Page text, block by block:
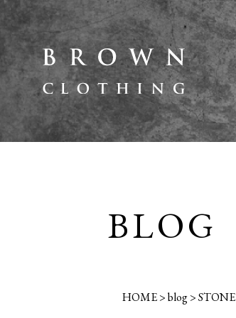
BLOG
HOME>blog>